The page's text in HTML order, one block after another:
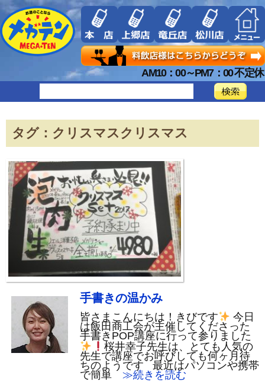
AM10：00～PM7：00 不定休
タグ：クリスマスクリスマス
手書きの温かみ
皆さまこんにちは！きびです
今日
は飯田商工会が主催してくださった
手書きPOP講座に行って参りました
桜井幸子先生は、とても人気の
先生で講座でお呼びしても何ヶ月待
ちのようです 最近はパソコンや携帯
で簡単≫続きを読む